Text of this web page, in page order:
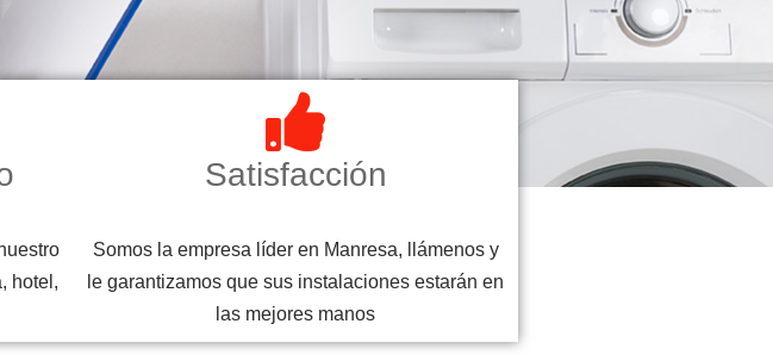
hotel,
Satisfacción
Somos la empresa líder en Manresa, llámenos y
le garantizamos que sus instalaciones estarán en
las mejores manos